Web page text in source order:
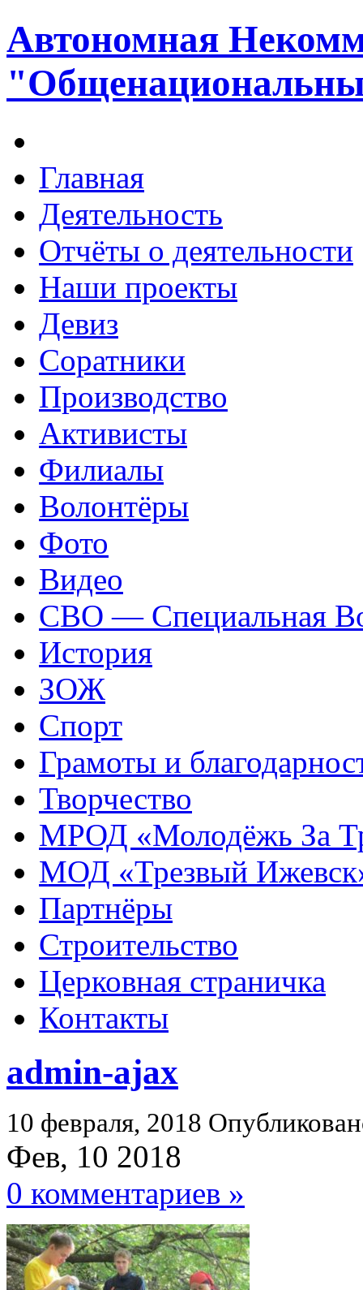
Автономная
Главная
Деятельность
Отчёты о деятельности
Наши проекты
Девиз
Соратники
Производство
Активисты
Филиалы
Волонтёры
Фото
Видео
СВО — Специальная
История
ЗОЖ
Спорт
Грамоты и
Творчество
МРОД «Молодёжь За
МОД «Трезвый
Партнёры
Строительство
Церковная страничка
Контакты
admin-ajax
10 февраля, 2018
Фев, 10 2018
0 комментариев »